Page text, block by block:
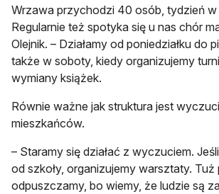
Wrzawa przychodzi 40 osób, tydzień w
Regularnie też spotyka się u nas chór
Olejnik. – Działamy od poniedziałku do
także w soboty, kiedy organizujemy
wymiany książek.
Równie ważne jak struktura jest
mieszkańców.
– Staramy się działać z wyczuciem.
od szkoły, organizujemy warsztaty. Tuż
odpuszczamy, bo wiemy, że ludzie są